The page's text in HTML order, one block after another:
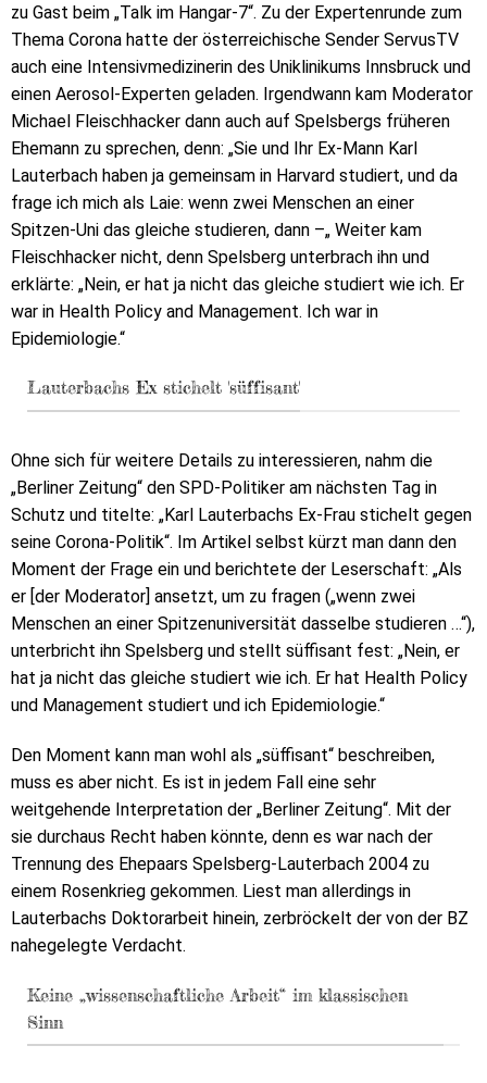
zu Gast beim „Talk im Hangar-7“. Zu der Expertenrunde zum
Thema Corona hatte der österreichische Sender ServusTV
auch eine Intensivmedizinerin des Uniklinikums Innsbruck und
einen Aerosol-Experten geladen. Irgendwann kam Moderator
Michael Fleischhacker dann auch auf Spelsbergs früheren
Ehemann zu sprechen, denn: „Sie und Ihr Ex-Mann Karl
Lauterbach haben ja gemeinsam in Harvard studiert, und da
frage ich mich als Laie: wenn zwei Menschen an einer
Spitzen-Uni das gleiche studieren, dann –„ Weiter kam
Fleischhacker nicht, denn Spelsberg unterbrach ihn und
erklärte: „Nein, er hat ja nicht das gleiche studiert wie ich. Er
war in Health Policy and Management. Ich war in
Epidemiologie.“
Lauterbachs Ex stichelt 'süffisant'
Ohne sich für weitere Details zu interessieren, nahm die
„Berliner Zeitung“ den SPD-Politiker am nächsten Tag in
Schutz und titelte: „Karl Lauterbachs Ex-Frau stichelt gegen
seine Corona-Politik“. Im Artikel selbst kürzt man dann den
Moment der Frage ein und berichtete der Leserschaft: „Als
er [der Moderator] ansetzt, um zu fragen („wenn zwei
Menschen an einer Spitzenuniversität dasselbe studieren …“),
unterbricht ihn Spelsberg und stellt süffisant fest: „Nein, er
hat ja nicht das gleiche studiert wie ich. Er hat Health Policy
und Management studiert und ich Epidemiologie.“
Den Moment kann man wohl als „süffisant“ beschreiben,
muss es aber nicht. Es ist in jedem Fall eine sehr
weitgehende Interpretation der „Berliner Zeitung“. Mit der
sie durchaus Recht haben könnte, denn es war nach der
Trennung des Ehepaars Spelsberg-Lauterbach 2004 zu
einem Rosenkrieg gekommen. Liest man allerdings in
Lauterbachs Doktorarbeit hinein, zerbröckelt der von der BZ
nahegelegte Verdacht.
Keine „wissenschaftliche Arbeit“ im klassischen
Sinn